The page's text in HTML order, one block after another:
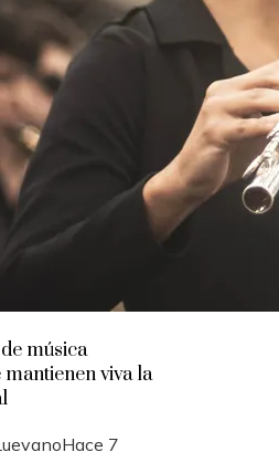
música
viva la
Hace 7